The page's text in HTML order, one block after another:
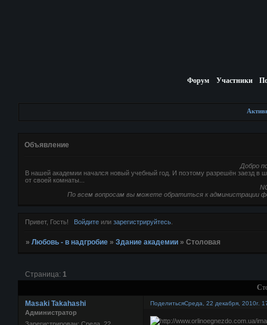
Форум Участники
Объявление
Добро
В нашей академии начался новый учебный год. И поэтому разрешён заезд в
от своей комнаты...
По всем вопросам вы можете обратиться к администрации
Привет, Гость! Войдитеили зарегистрируйтесь.
»Любовь - в надгробие »Здание академии »Столовая
Страница: 1
ПоделитьсяСреда, 22 декабря, 2010г.
Masaki Takahashi
Администратор